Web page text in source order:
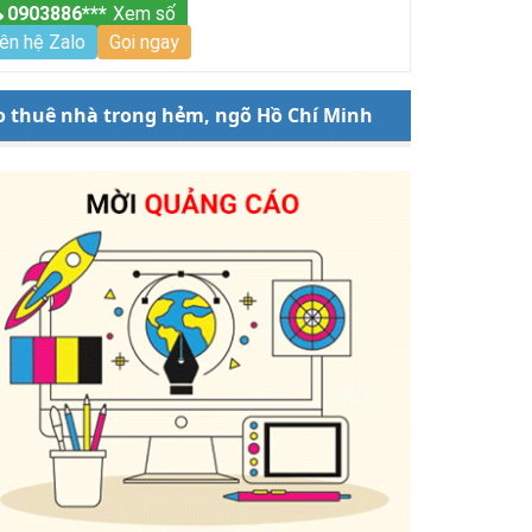
0903886*** Xem số
hệ Zalo
Gọi ngay
thuê nhà trong hẻm, ngõ Hồ Chí Minh